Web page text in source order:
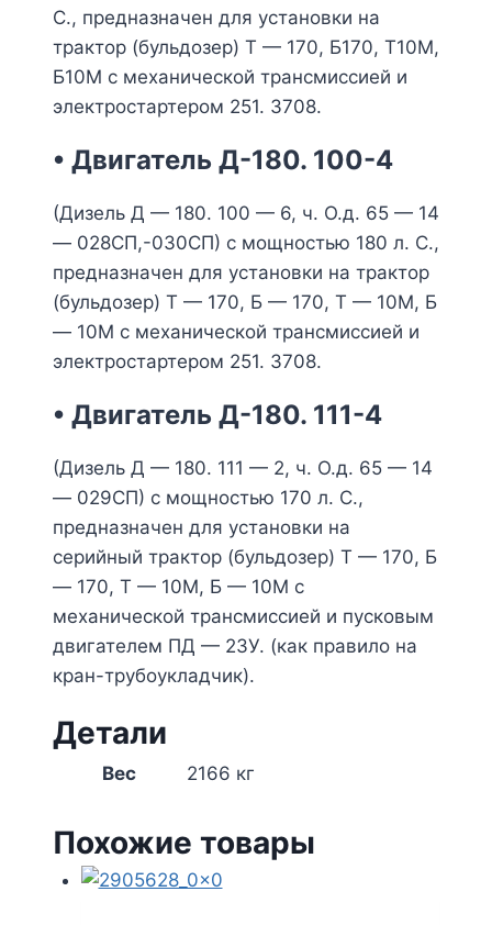
С., предназначен для установки на
трактор (бульдозер) Т — 170, Б170, Т10М,
Б10М с механической трансмиссией и
электростартером 251. 3708.
• Двигатель Д-180. 100-4
(Дизель Д — 180. 100 — 6, ч. О.д. 65 — 14
— 028СП,-030СП) с мощностью 180 л. С.,
предназначен для установки на трактор
(бульдозер) Т — 170, Б — 170, Т — 10М, Б
— 10М с механической трансмиссией и
электростартером 251. 3708.
• Двигатель Д-180. 111-4
(Дизель Д — 180. 111 — 2, ч. О.д. 65 — 14
— 029СП) с мощностью 170 л. С.,
предназначен для установки на
серийный трактор (бульдозер) Т — 170, Б
— 170, Т — 10М, Б — 10М с
механической трансмиссией и пусковым
двигателем ПД — 23У. (как правило на
кран-трубоукладчик).
Детали
Вес 2166 кг
Похожие товары